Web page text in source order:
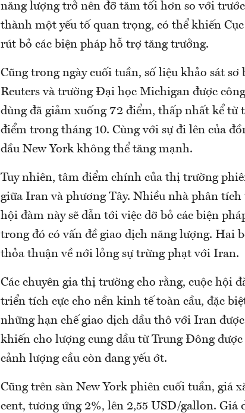
năng lượng trở nên đỡ tăm tối hơn so với
thành một yếu tố quan trọng, có thể khiến
rút bỏ các biện pháp hỗ trợ tăng trưởng.
Cũng trong ngày cuối tuần, số liệu khảo sát sơ
Reuters và trường Đại học Michigan được
dùng đã giảm xuống 72 điểm, thấp nhất kể từ
điểm trong tháng 10. Cùng với sự đi lên của
dầu New York không thể tăng mạnh.
Tuy nhiên, tâm điểm chính của thị trường
giữa Iran và phương Tây. Nhiều nhà phân tích
hội đàm này sẽ dẫn tới việc dỡ bỏ các biện
trong đó có vấn đề giao dịch năng lượng. Hai
thỏa thuận về nới lỏng sự trừng phạt với Iran.
Các chuyên gia thị trường cho rằng, cuộc hội
triển tích cực cho nền kinh tế toàn cầu, đặc
những hạn chế giao dịch dầu thô với Iran được
khiến cho lượng cung dầu từ Trung Đông
cảnh lượng cầu còn đang yếu ớt.
Cũng trên sàn New York phiên cuối tuần, giá
cent, tương ứng 2%, lên 2,55 USD/gallon. Giá